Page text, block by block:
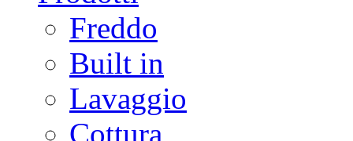
Freddo
Built in
Lavaggio
Cottura